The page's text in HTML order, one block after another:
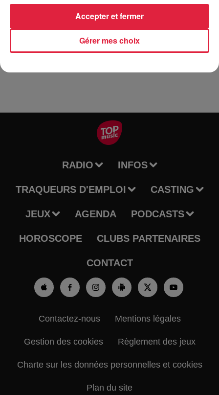
Informations pratiques :
Vendredi 21 juin 2024 dès 18h
RADIO INFOS
TRAQUEURS D'EMPLOI CASTING
JEUX AGENDA PODCASTS
HOROSCOPE CLUBS PARTENAIRES
CONTACT
Contactez-nous Mentions légales
Gestion des cookies Règlement des jeux
Charte sur les données personnelles et cookies
Plan du site
Gérer mes choix
Accepter et fermer